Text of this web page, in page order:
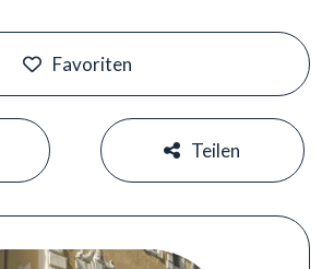
Favoriten
Teilen